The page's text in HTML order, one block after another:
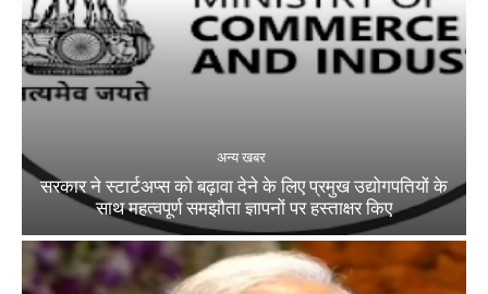
अन्य खबर
सरकार ने स्टार्टअप्‍स को बढ़ावा देने के लिए प्रमुख उद्योगपतियों के
साथ महत्‍वपूर्ण समझौता ज्ञापनों पर हस्‍ताक्षर किए